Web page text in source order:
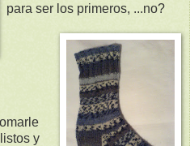
para ser los primeros, ...no?
y